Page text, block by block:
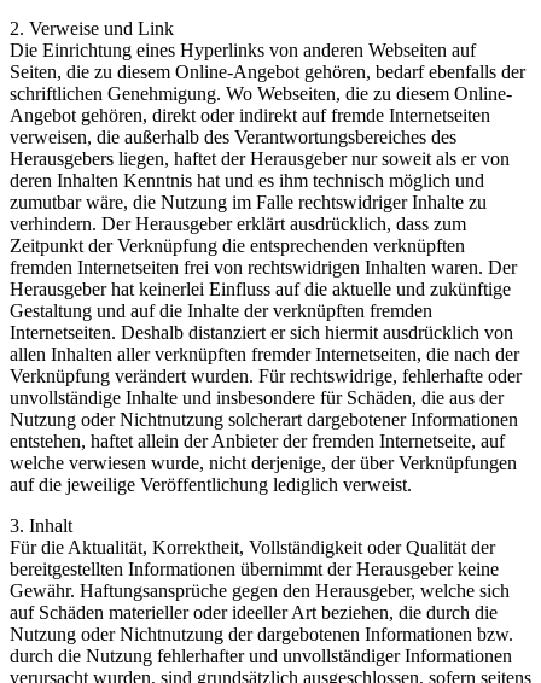
2. Verweise und Link
Die Einrichtung eines Hyperlinks von anderen Webseiten auf
Seiten, die zu diesem Online-Angebot gehören, bedarf ebenfalls der
schriftlichen Genehmigung. Wo Webseiten, die zu diesem Online-
Angebot gehören, direkt oder indirekt auf fremde Internetseiten
verweisen, die außerhalb des Verantwortungsbereiches des
Herausgebers liegen, haftet der Herausgeber nur soweit als er von
deren Inhalten Kenntnis hat und es ihm technisch möglich und
zumutbar wäre, die Nutzung im Falle rechtswidriger Inhalte zu
verhindern. Der Herausgeber erklärt ausdrücklich, dass zum
Zeitpunkt der Verknüpfung die entsprechenden verknüpften
fremden Internetseiten frei von rechtswidrigen Inhalten waren. Der
Herausgeber hat keinerlei Einfluss auf die aktuelle und zukünftige
Gestaltung und auf die Inhalte der verknüpften fremden
Internetseiten. Deshalb distanziert er sich hiermit ausdrücklich von
allen Inhalten aller verknüpften fremder Internetseiten, die nach der
Verknüpfung verändert wurden. Für rechtswidrige, fehlerhafte oder
unvollständige Inhalte und insbesondere für Schäden, die aus der
Nutzung oder Nichtnutzung solcherart dargebotener Informationen
entstehen, haftet allein der Anbieter der fremden Internetseite, auf
welche verwiesen wurde, nicht derjenige, der über Verknüpfungen
auf die jeweilige Veröffentlichung lediglich verweist.
3. Inhalt
Für die Aktualität, Korrektheit, Vollständigkeit oder Qualität der
bereitgestellten Informationen übernimmt der Herausgeber keine
Gewähr. Haftungsansprüche gegen den Herausgeber, welche sich
auf Schäden materieller oder ideeller Art beziehen, die durch die
Nutzung oder Nichtnutzung der dargebotenen Informationen bzw.
durch die Nutzung fehlerhafter und unvollständiger Informationen
verursacht wurden, sind grundsätzlich ausgeschlossen, sofern seitens